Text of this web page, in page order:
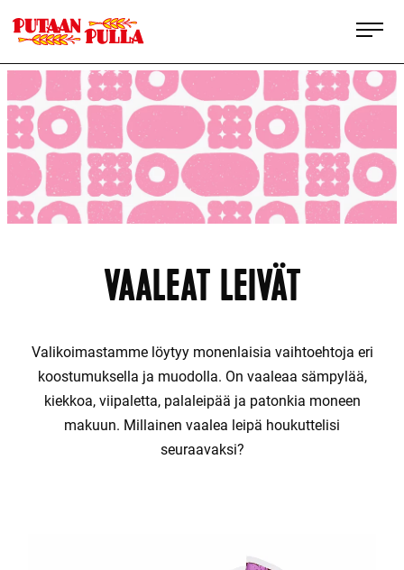
Siirry
suoraan
Putaan Pulla
ominta
VAALEAT LEIVÄT
Valikoimastamme löytyy monenlaisia vaihtoehtoja eri
koostumuksella ja muodolla. On vaaleaa sämpylää,
kiekkoa, viipaletta, palaleipää ja patonkia moneen
makuun. Millainen vaalea leipä houkuttelisi
seuraavaksi?